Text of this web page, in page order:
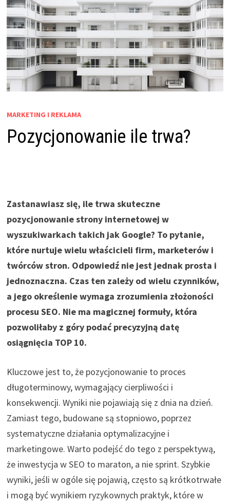
MARKETING I REKLAMA
Pozycjonowanie ile trwa?
Zastanawiasz się, ile trwa skuteczne
pozycjonowanie strony internetowej w
wyszukiwarkach takich jak Google? To pytanie,
które nurtuje wielu właścicieli firm, marketerów i
twórców stron. Odpowiedź nie jest jednak prosta i
jednoznaczna. Czas ten zależy od wielu czynników,
a jego określenie wymaga zrozumienia złożoności
procesu SEO. Nie ma magicznej formuły, która
pozwoliłaby z góry podać precyzyjną datę
osiągnięcia TOP 10.
Kluczowe jest to, że pozycjonowanie to proces
długoterminowy, wymagający cierpliwości i
konsekwencji. Wyniki nie pojawiają się z dnia na dzień.
Zamiast tego, budowane są stopniowo, poprzez
systematyczne działania optymalizacyjne i
marketingowe. Warto podejść do tego z perspektywą,
że inwestycja w SEO to maraton, a nie sprint. Szybkie
wyniki, jeśli w ogóle się pojawią, często są krótkotrwałe
i mogą być wynikiem ryzykownych praktyk, które w